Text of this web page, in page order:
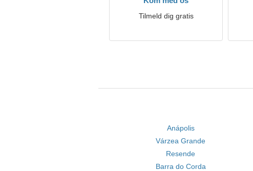
Tilmeld dig gratis
Anápolis
Várzea Grande
Resende
Barra do Corda